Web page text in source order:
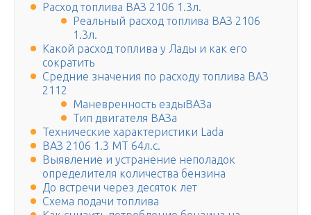
Расход топлива ВАЗ 2106 1.3л.
Реальный расход топлива ВАЗ 2106
1.3л.
Какой расход топлива у Лады и как его
сократить
Средние значения по расходу топлива ВАЗ
2112
Маневренность ездыВАЗа
Тип двигателя ВАЗа
Технические характеристики Lada
ВАЗ 2106 1.3 МТ 64л.с.
Выявление и устранение неполадок
определителя количества бензина
До встречи через десяток лет
Схема подачи топлива